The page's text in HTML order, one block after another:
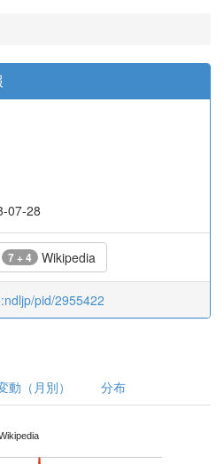
07-28
7 + 4 Wikipedia
pid/2955422
動（月別） 分布